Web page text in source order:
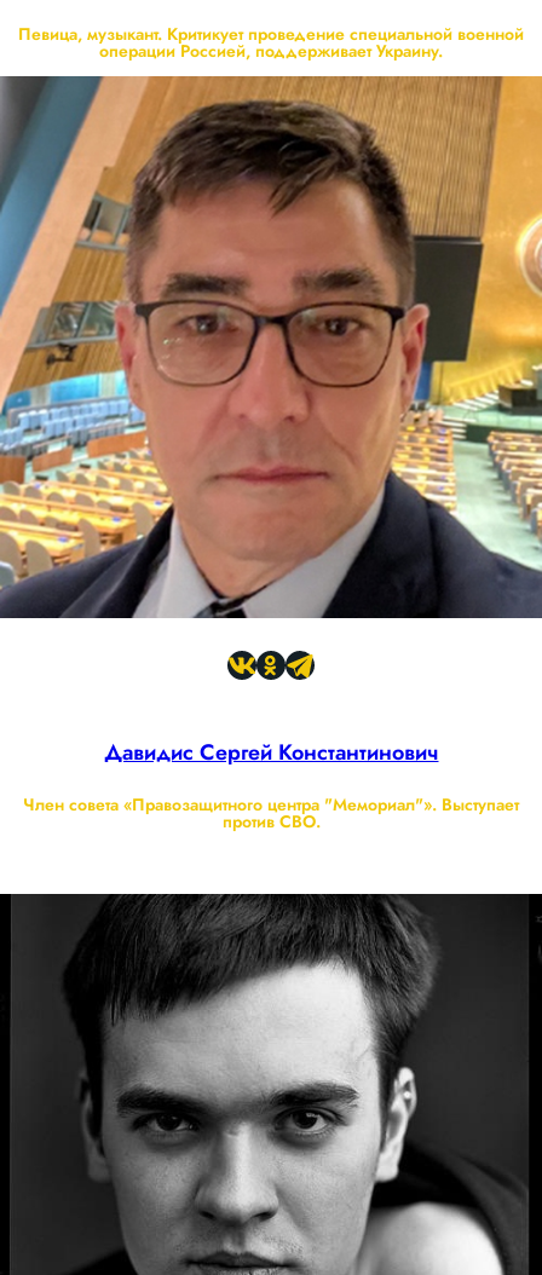
Певица, музыкант. Критикует проведение специальной военной
операции Россией, поддерживает Украину.
Давидис Сергей Константинович
Член совета «Правозащитного центра "Мемориал"». Выступает
против СВО.